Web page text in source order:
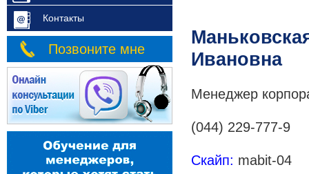
Контакты
Позвоните мне
Ивановна
Менеджер
(044) 229-777-9
Скайп: mabit-04